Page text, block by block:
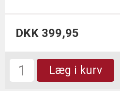
DKK 399,95
Læg i kurv